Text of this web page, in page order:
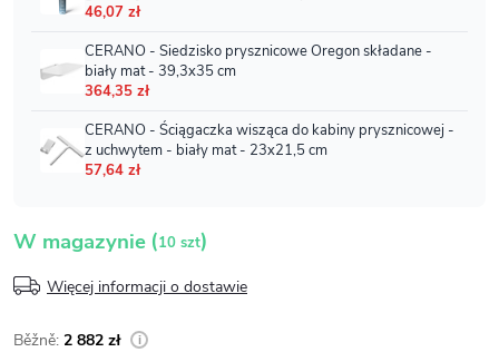
W magazynie (10 szt)
Więcej informacji o dostawie
2 882 zł